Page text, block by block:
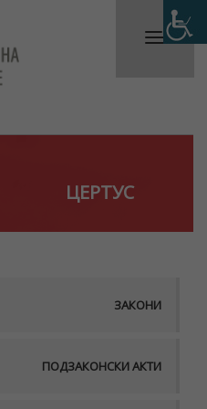
ЦЕРТУС
ЗАКОНИ
ПОДЗАКОНСКИ АКТИ